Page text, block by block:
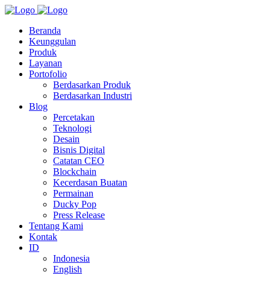
Beranda
Keunggulan
Produk
Layanan
Portofolio
Berdasarkan Produk
Berdasarkan Industri
Blog
Percetakan
Teknologi
Desain
Bisnis Digital
Catatan CEO
Blockchain
Kecerdasan Buatan
Permainan
Ducky Pop
Press Release
Tentang Kami
Kontak
ID
Indonesia
English